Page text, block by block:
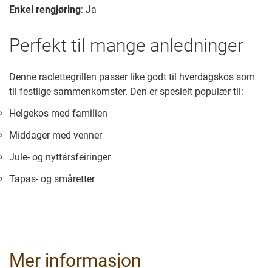
Enkel rengjøring: Ja
Perfekt til mange anledninger
Denne raclettegrillen passer like godt til hverdagskos som
til festlige sammenkomster. Den er spesielt populær til:
Helgekos med familien
Middager med venner
Jule- og nyttårsfeiringer
Tapas- og småretter
Mer informasjon